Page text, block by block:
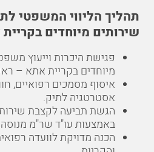
תהליך הליווי המשפטי
שירותים מיוחדים
פגישת היכרות וייעוץ
מיוחדים בקריית אתא –
איסוף מסמכים רפואיים,
אסטרטגיה לתיק.
הגשת תביעה לקצבת
באמצעות עו"ד שר"מ
הכנה מדויקת לוועדה